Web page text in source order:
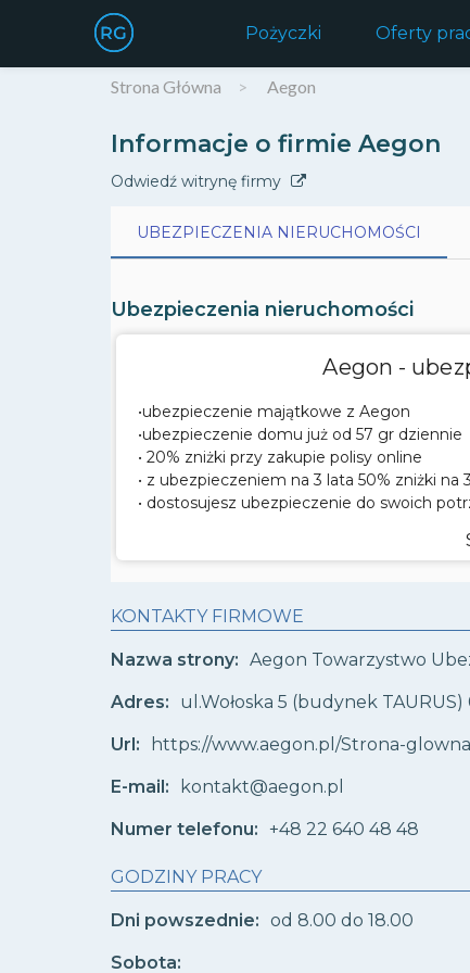
Pożyczki Oferty
Strona Główna Aegon
Informacje o firmie Aegon
Odwiedź witrynę firmy
UBEZPIECZENIA NIERUCHOMOŚCI
UBEZPIECZENIA NIERUCHOMOŚCI
Ubezpieczenia nieruchomości
Aegon -
•ubezpieczenie majątkowe z Aegon
•ubezpieczenie domu już od 57 gr dziennie
• 20% zniżki przy zakupie polisy online
• z ubezpieczeniem na 3 lata 50% zniżki na
• dostosujesz ubezpieczenie do swoich
KONTAKTY FIRMOWE
Nazwa strony: Aegon Towarzystwo
Adres: ul.Wołoska 5 (budynek
Url: https://www.aegon.pl/Strona-
E-mail: kontakt@aegon.pl
Numer telefonu: +48 22 640 48 48
GODZINY PRACY
Dni powszednie: od 8.00 do 18.00
Sobota: